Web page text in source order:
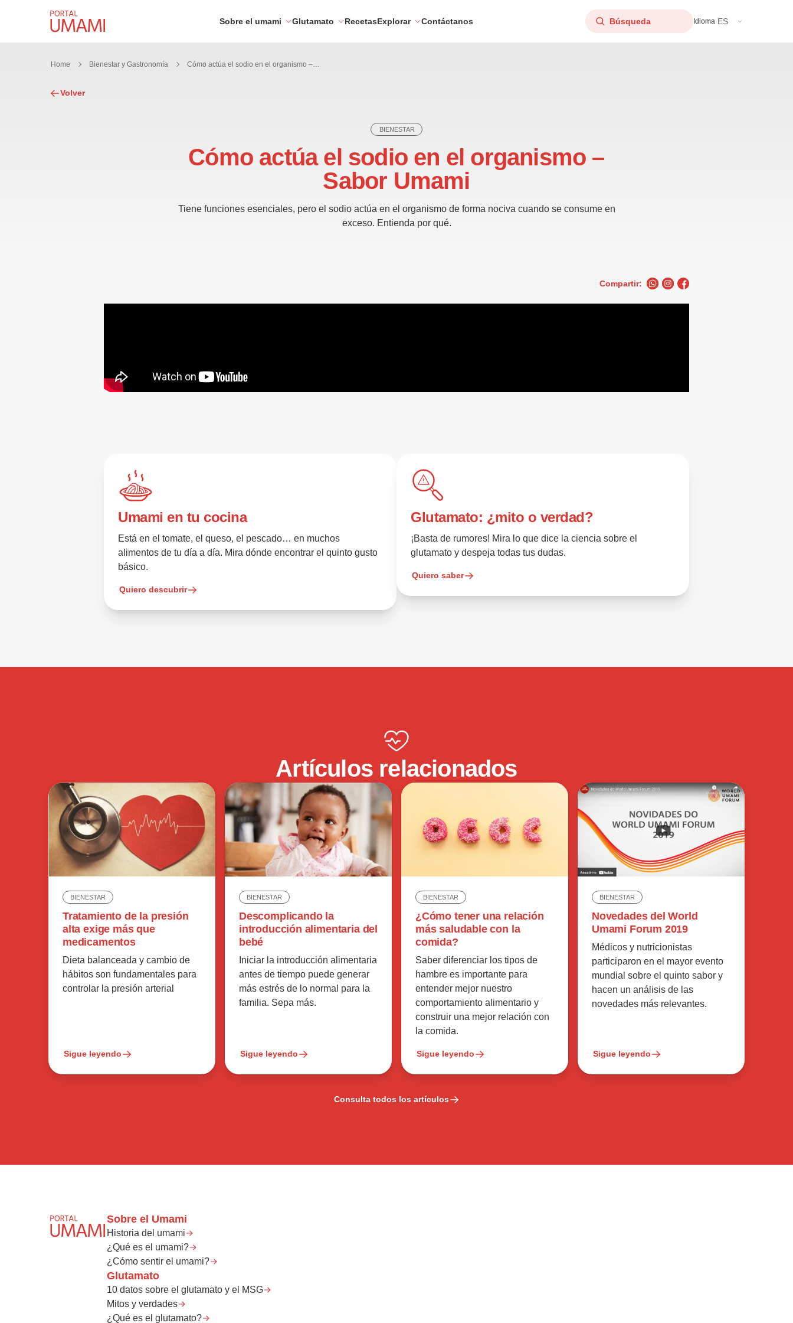
Sobre el umami Glutamato RecetasExplorar Contáctanos Idioma ES
Home Bienestar y Gastronomía Cómo actúa el sodio en el organismo – Sabor Umami
Volver
BIENESTAR
Cómo actúa el sodio en el organismo –
Sabor Umami
Tiene funciones esenciales, pero el sodio actúa en el organismo de forma nociva cuando se consume en
exceso. Entienda por qué.
Compartir:
Umami en tu cocina
Está en el tomate, el queso, el pescado… en muchos
alimentos de tu día a día. Mira dónde encontrar el quinto gusto
básico.
Quiero descubrir
Glutamato: ¿mito o verdad?
¡Basta de rumores! Mira lo que dice la ciencia sobre el
glutamato y despeja todas tus dudas.
Quiero saber
Artículos relacionados
BIENESTAR
Tratamiento de la presión
alta exige más que
medicamentos
Dieta balanceada y cambio de
hábitos son fundamentales para
controlar la presión arterial
Sigue leyendo
BIENESTAR
Descomplicando la
introducción alimentaria del
bebé
Iniciar la introducción alimentaria
antes de tiempo puede generar
más estrés de lo normal para la
familia. Sepa más.
Sigue leyendo
BIENESTAR
¿Cómo tener una relación
más saludable con la
comida?
Saber diferenciar los tipos de
hambre es importante para
entender mejor nuestro
comportamiento alimentario y
construir una mejor relación con
la comida.
Sigue leyendo
BIENESTAR
Novedades del World
Umami Forum 2019
Médicos y nutricionistas
participaron en el mayor evento
mundial sobre el quinto sabor y
hacen un análisis de las
novedades más relevantes.
Sigue leyendo
Consulta todos los artículos
Sobre el Umami
Historia del umami
¿Qué es el umami?
¿Cómo sentir el umami?
Glutamato
10 datos sobre el glutamato y el MSG
Mitos y verdades
¿Qué es el glutamato?